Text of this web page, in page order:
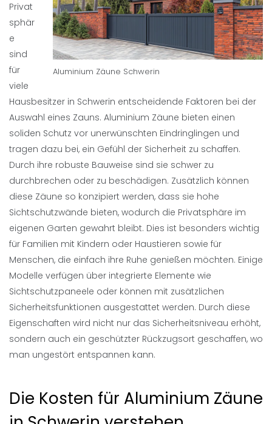
Aluminium Zäune Schwerin
Privat
sphär
e
sind
für
viele
Hausbesitzer in Schwerin entscheidende Faktoren bei der
Auswahl eines Zauns. Aluminium Zäune bieten einen
soliden Schutz vor unerwünschten Eindringlingen und
tragen dazu bei, ein Gefühl der Sicherheit zu schaffen.
Durch ihre robuste Bauweise sind sie schwer zu
durchbrechen oder zu beschädigen. Zusätzlich können
diese Zäune so konzipiert werden, dass sie hohe
Sichtschutzwände bieten, wodurch die Privatsphäre im
eigenen Garten gewahrt bleibt. Dies ist besonders wichtig
für Familien mit Kindern oder Haustieren sowie für
Menschen, die einfach ihre Ruhe genießen möchten. Einige
Modelle verfügen über integrierte Elemente wie
Sichtschutzpaneele oder können mit zusätzlichen
Sicherheitsfunktionen ausgestattet werden. Durch diese
Eigenschaften wird nicht nur das Sicherheitsniveau erhöht,
sondern auch ein geschützter Rückzugsort geschaffen, wo
man ungestört entspannen kann.
Die Kosten für Aluminium Zäune